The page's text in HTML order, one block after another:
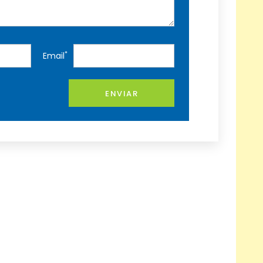
Email*
ENVIAR